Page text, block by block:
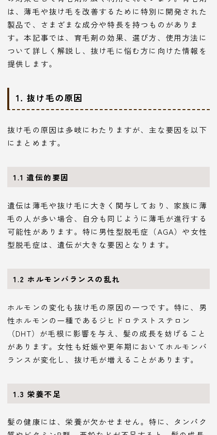
は、薄毛や抜け毛を改善するために特別に開発された
製品で、さまざまな成分や特長を持つものがありま
す。本記事では、育毛剤の効果、選び方、使用方法に
ついて詳しく解説し、抜け毛に悩む方に向けた情報を
提供します。
1. 抜け毛の原因
抜け毛の原因は多岐にわたりますが、主な要因を以下
にまとめます。
1.1 遺伝的要因
遺伝は薄毛や抜け毛に大きく関与しており、家族に薄
毛の人が多い場合、自分も同じように薄毛が進行する
可能性があります。特に男性型脱毛症（AGA）や女性
型脱毛症は、遺伝が大きな要因となります。
1.2 ホルモンバランスの乱れ
ホルモンの変化も抜け毛の原因の一つです。特に、男
性ホルモンの一種であるジヒドロテストステロン
（DHT）が毛根に影響を与え、髪の成長を妨げること
があります。女性も妊娠や更年期においてホルモンバ
ランスが変化し、抜け毛が増えることがあります。
1.3 栄養不足
髪の健康には、栄養が欠かせません。特に、タンパク